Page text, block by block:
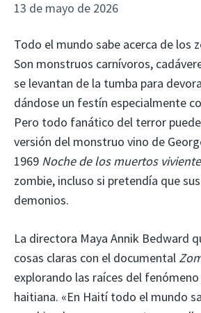
13 de mayo de 2026
Todo el mundo sabe acerca de los
Son monstruos carnívoros,
se levantan de la tumba para
dándose un festín especialmente
Pero todo fanático del terror
versión del monstruo vino de
1969 Noche de los muertos
zombie, incluso si pretendía que
demonios.
La directora Maya Annik Bedward
cosas claras con el documental
explorando las raíces del
haitiana. «En Haití todo el mundo